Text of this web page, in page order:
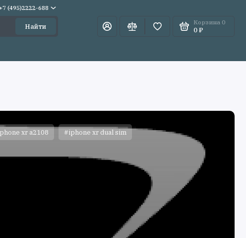
(495)2222-688
Найти
Корзина 0
0 ₽
xr a2108 #iphone xr dual sim